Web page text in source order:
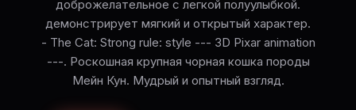
доброжелательное с легкой полуулыбкой.
демонстрирует мягкий и открытый характер.
- The Cat: Strong rule: style --- 3D Pixar animation
---. Роскошная крупная чорная кошка породы
Мейн Кун. Мудрый и опытный взгляд.